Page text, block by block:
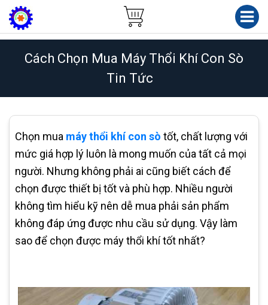
Cách Chọn Mua Máy Thổi Khí Con Sò
Tin Tức
Chọn mua máy thổi khí con sò tốt, chất lượng với
mức giá hợp lý luôn là mong muốn của tất cả mọi
người. Nhưng không phải ai cũng biết cách để
chọn được thiết bị tốt và phù hợp. Nhiều người
không tìm hiểu kỹ nên dễ mua phải sản phẩm
không đáp ứng được nhu cầu sử dụng. Vậy làm
sao để chọn được máy thổi khí tốt nhất?